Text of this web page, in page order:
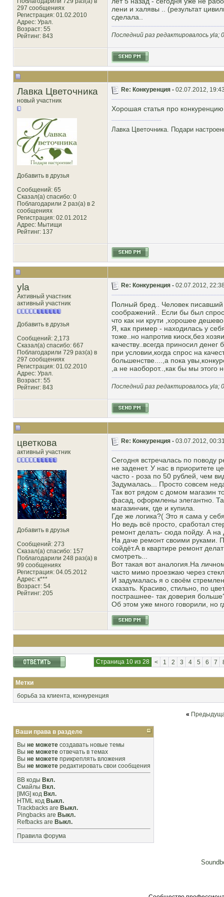
297 сообщениях
Регистрация: 01.02.2010
Адрес: Урал.
Возраст: 55
Рейтинг: 843
лени и халявы .. (результат
сделала..
Последний раз редактировалось yla;
Лавка Цветочника
новый участник
Добавить в друзья
Сообщений: 65
Сказал(а) спасибо: 0
Поблагодарили 2 раз(а) в 2
сообщениях
Регистрация: 02.01.2012
Адрес: Мытищи
Рейтинг: 137
Re: Конкуренция - 02.07.2012,
Хорошая статья про
Лавка Цветочника. Подари
yla
Активный участник
активный участник
Добавить в друзья
Сообщений: 2,173
Сказал(а) спасибо: 667
Поблагодарили 729 раз(а) в
297 сообщениях
Регистрация: 01.02.2010
Адрес: Урал.
Возраст: 55
Рейтинг: 843
Re: Конкуренция - 02.07.2012,
Полный бред.. Человек писавший
соображений.. Если бы был
что как ни крути ,хорошее
Я, как пример - находилась у
тоже..но напротив киоск,без
качеству..всегда приносил
при условии,когда спрос на
большенстве....,а пока
,а не наоборот..,как бы мы этого
Последний раз редактировалось yla;
цветкова
активный участник
Добавить в друзья
Сообщений: 273
Сказал(а) спасибо: 157
Поблагодарили 248 раз(а) в
99 сообщениях
Регистрация: 04.05.2012
Адрес: к***
Возраст: 54
Рейтинг: 205
Re: Конкуренция - 03.07.2012,
Сегодня встречалась по поводу
не заденет. У нас в приоритете
часто - роза по 50 рублей, чем
Задумалась... Просто совсем
Так вот рядом с домом магазин
фасад, оформлены элегантно.
магазинчик, где и купила.
Где же логика?( Это я сама у
Но ведь всё просто, сработал
ремонт делать- сюда пойду. А на
На даче ремонт своими руками.
сойдёт.А в квартире ремонт
смотреть...
Вот такая вот аналогия.На
часто мимо проезжаю через
И задумалась я о своём
сказать. Красиво, стильно, по
пострашнее- так доверия
Об этом уже много говорили, но
Страница 10 из 28 < 1 2 3 4 5 6 7
Метки
борьба за клиента, конкуренция
«
Ваши права в разделе
Вы не можете создавать новые темы
Вы не можете отвечать в темах
Вы не можете прикреплять вложения
Вы не можете редактировать свои сообщения
BB коды Вкл.
Смайлы Вкл.
[IMG] код Вкл.
HTML код Выкл.
Trackbacks are Выкл.
Pingbacks are Выкл.
Refbacks are Выкл.
Правила форума